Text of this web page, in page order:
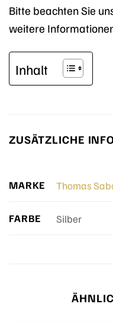
Bitte beachten Sie
weitere
Inhalt
ZUSÄTZLICHE
MARKE Thomas
FARBE Silber